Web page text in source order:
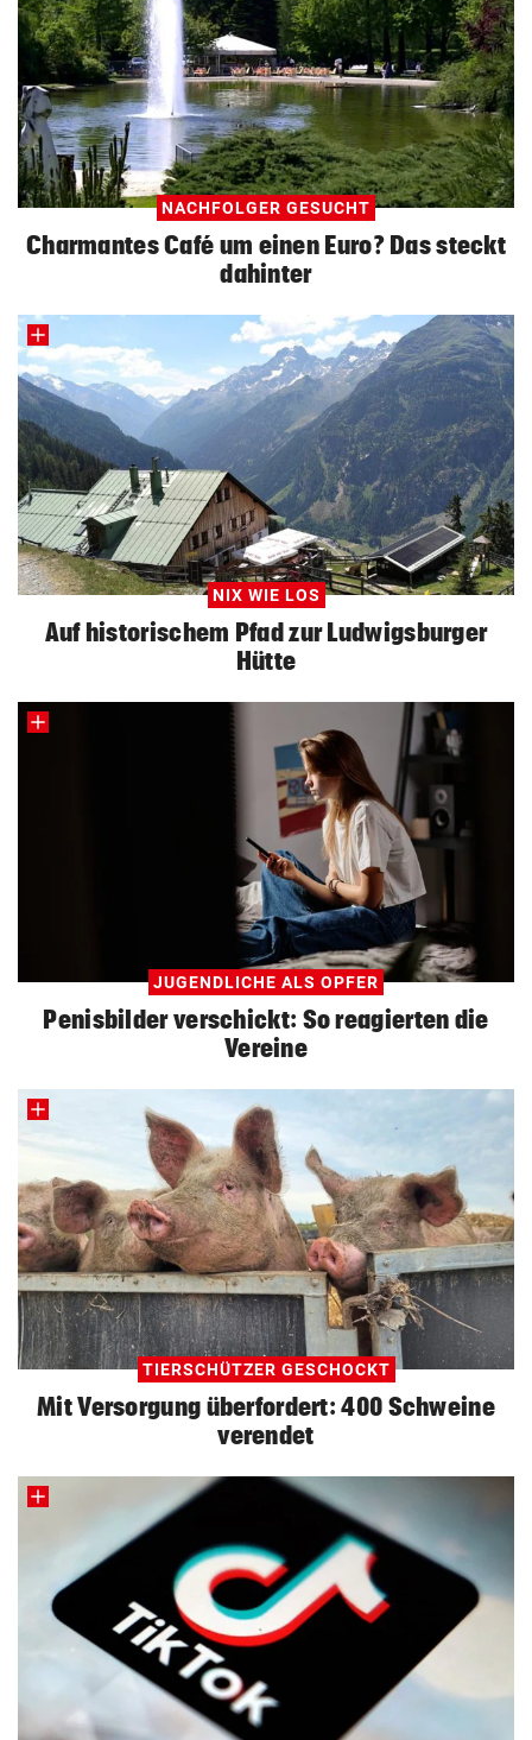
NACHFOLGER GESUCHT
Charmantes Café um einen Euro? Das steckt
dahinter
NIX WIE LOS
Auf historischem Pfad zur Ludwigsburger
Hütte
JUGENDLICHE ALS OPFER
Penisbilder verschickt: So reagierten die
Vereine
TIERSCHÜTZER GESCHOCKT
Mit Versorgung überfordert: 400 Schweine
verendet